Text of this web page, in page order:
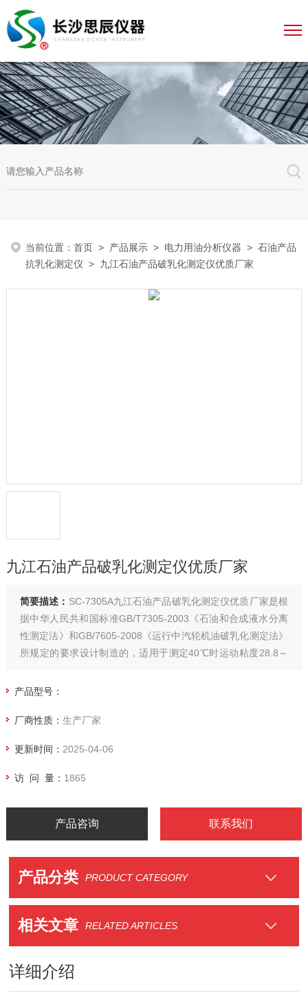
当前位置：首页 > 产品展示 > 电力用油分析仪器 >石油产品
抗乳化测定仪 > 九江石油产品破乳化测定仪优质厂家
九江石油产品破乳化测定仪优质厂家
简要描述： SC-7305A九江石油产品破乳化测定仪优质厂家是根
据中华人民共和国标准GB/T7305-2003《石油和合成液水分离
性测定法》和GB/7605-2008《运行中汽轮机油破乳化测定法》
所规定的要求设计制造的，适用于测定40℃时运动粘度28.8～
为82±1℃油品的测定;也适合室温—100℃测定的油品使用。
产品型号：
厂商性质： 生产厂家
更新时间： 2025-04-06
访 问 量： 1865
产品咨询 联系我们
产品分类 PRODUCT CATEGORY
相关文章 RELATED ARTICLES
详细介绍